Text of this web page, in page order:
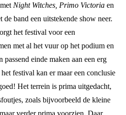
Night Witches, Primo Victoria en
de band een uitstekende show neer.
het festival voor een
met al het vuur op het podium en
einde maken aan een erg
festival kan er maar een conclusie
Het terrein is prima uitgedacht,
zoals bijvoorbeeld de kleine
verder prima voorzien. Daar